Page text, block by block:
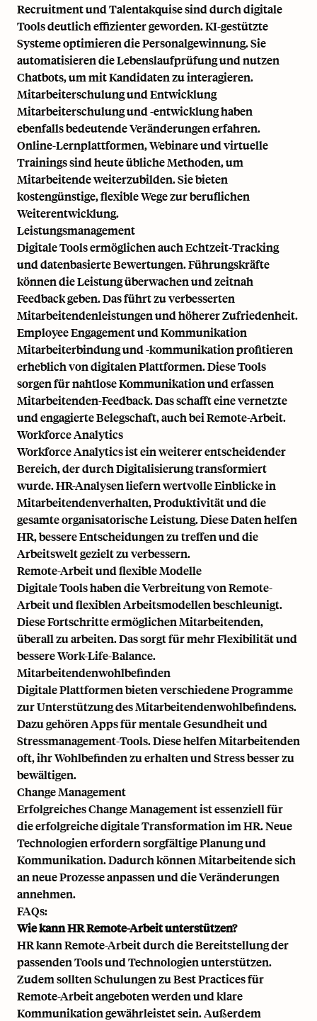
Recruitment und Talentakquise sind durch digitale
Tools deutlich effizienter geworden. KI-gestützte
Systeme optimieren die Personalgewinnung. Sie
automatisieren die Lebenslaufprüfung und nutzen
Chatbots, um mit Kandidaten zu interagieren.
Mitarbeiterschulung und Entwicklung
Mitarbeiterschulung und -entwicklung haben
ebenfalls bedeutende Veränderungen erfahren.
Online-Lernplattformen, Webinare und virtuelle
Trainings sind heute übliche Methoden, um
Mitarbeitende weiterzubilden. Sie bieten
kostengünstige, flexible Wege zur beruflichen
Weiterentwicklung.
Leistungsmanagement
Digitale Tools ermöglichen auch Echtzeit-Tracking
und datenbasierte Bewertungen. Führungskräfte
können die Leistung überwachen und zeitnah
Feedback geben. Das führt zu verbesserten
Mitarbeitendenleistungen und höherer Zufriedenheit.
Employee Engagement und Kommunikation
Mitarbeiterbindung und -kommunikation profitieren
erheblich von digitalen Plattformen. Diese Tools
sorgen für nahtlose Kommunikation und erfassen
Mitarbeitenden-Feedback. Das schafft eine vernetzte
und engagierte Belegschaft, auch bei Remote-Arbeit.
Workforce Analytics
Workforce Analytics ist ein weiterer entscheidender
Bereich, der durch Digitalisierung transformiert
wurde. HR-Analysen liefern wertvolle Einblicke in
Mitarbeitendenverhalten, Produktivität und die
gesamte organisatorische Leistung. Diese Daten helfen
HR, bessere Entscheidungen zu treffen und die
Arbeitswelt gezielt zu verbessern.
Remote-Arbeit und flexible Modelle
Digitale Tools haben die Verbreitung von Remote-
Arbeit und flexiblen Arbeitsmodellen beschleunigt.
Diese Fortschritte ermöglichen Mitarbeitenden,
überall zu arbeiten. Das sorgt für mehr Flexibilität und
bessere Work-Life-Balance.
Mitarbeitendenwohlbefinden
Digitale Plattformen bieten verschiedene Programme
zur Unterstützung des Mitarbeitendenwohlbefindens.
Dazu gehören Apps für mentale Gesundheit und
Stressmanagement-Tools. Diese helfen Mitarbeitenden
oft, ihr Wohlbefinden zu erhalten und Stress besser zu
bewältigen.
Change Management
Erfolgreiches Change Management ist essenziell für
die erfolgreiche digitale Transformation im HR. Neue
Technologien erfordern sorgfältige Planung und
Kommunikation. Dadurch können Mitarbeitende sich
an neue Prozesse anpassen und die Veränderungen
annehmen.
FAQs:
Wie kann HR Remote-Arbeit unterstützen?
HR kann Remote-Arbeit durch die Bereitstellung der
passenden Tools und Technologien unterstützen.
Zudem sollten Schulungen zu Best Practices für
Remote-Arbeit angeboten werden und klare
Kommunikation gewährleistet sein. Außerdem